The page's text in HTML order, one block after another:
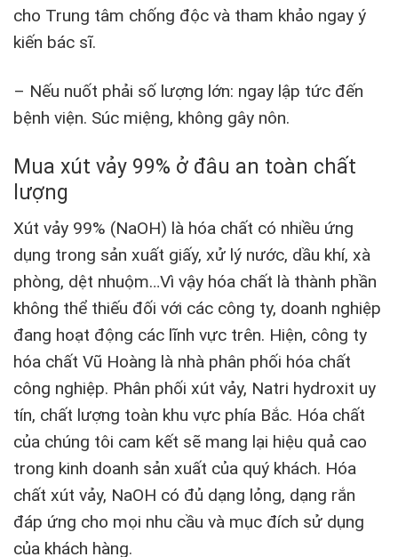
cho Trung tâm chống độc và tham khảo ngay ý
kiến bác sĩ.
– Nếu nuốt phải số lượng lớn: ngay lập tức đến
bệnh viện. Súc miệng, không gây nôn.
Mua xút vảy 99% ở đâu an toàn chất
lượng
Xút vảy 99% (NaOH) là hóa chất có nhiều ứng
dụng trong sản xuất giấy, xử lý nước, dầu khí, xà
phòng, dệt nhuộm…Vì vậy hóa chất là thành phần
không thể thiếu đối với các công ty, doanh nghiệp
đang hoạt động các lĩnh vực trên. Hiện, công ty
hóa chất Vũ Hoàng là nhà phân phối hóa chất
công nghiệp. Phân phối xút vảy, Natri hydroxit uy
tín, chất lượng toàn khu vực phía Bắc. Hóa chất
của chúng tôi cam kết sẽ mang lại hiệu quả cao
trong kinh doanh sản xuất của quý khách. Hóa
chất xút vảy, NaOH có đủ dạng lỏng, dạng rắn
đáp ứng cho mọi nhu cầu và mục đích sử dụng
của khách hàng.